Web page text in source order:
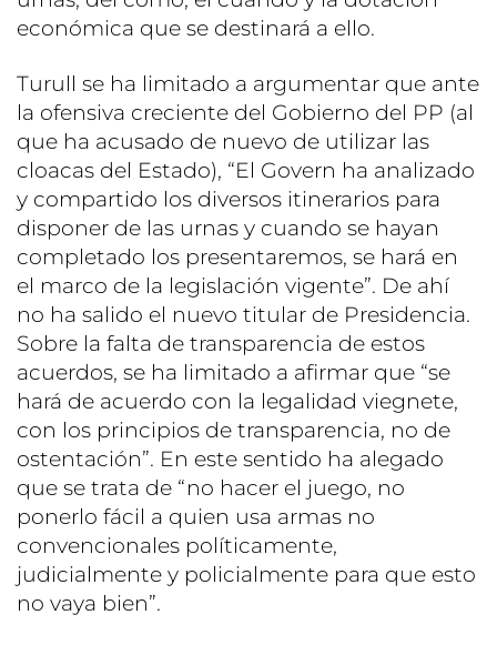
económica que se destinará a ello.
Turull se ha limitado a argumentar que ante
la ofensiva creciente del Gobierno del PP (al
que ha acusado de nuevo de utilizar las
cloacas del Estado), “El Govern ha analizado
y compartido los diversos itinerarios para
disponer de las urnas y cuando se hayan
completado los presentaremos, se hará en
el marco de la legislación vigente”. De ahí
no ha salido el nuevo titular de Presidencia.
Sobre la falta de transparencia de estos
acuerdos, se ha limitado a afirmar que “se
hará de acuerdo con la legalidad viegnete,
con los principios de transparencia, no de
ostentación”. En este sentido ha alegado
que se trata de “no hacer el juego, no
ponerlo fácil a quien usa armas no
convencionales políticamente,
judicialmente y policialmente para que esto
no vaya bien”.